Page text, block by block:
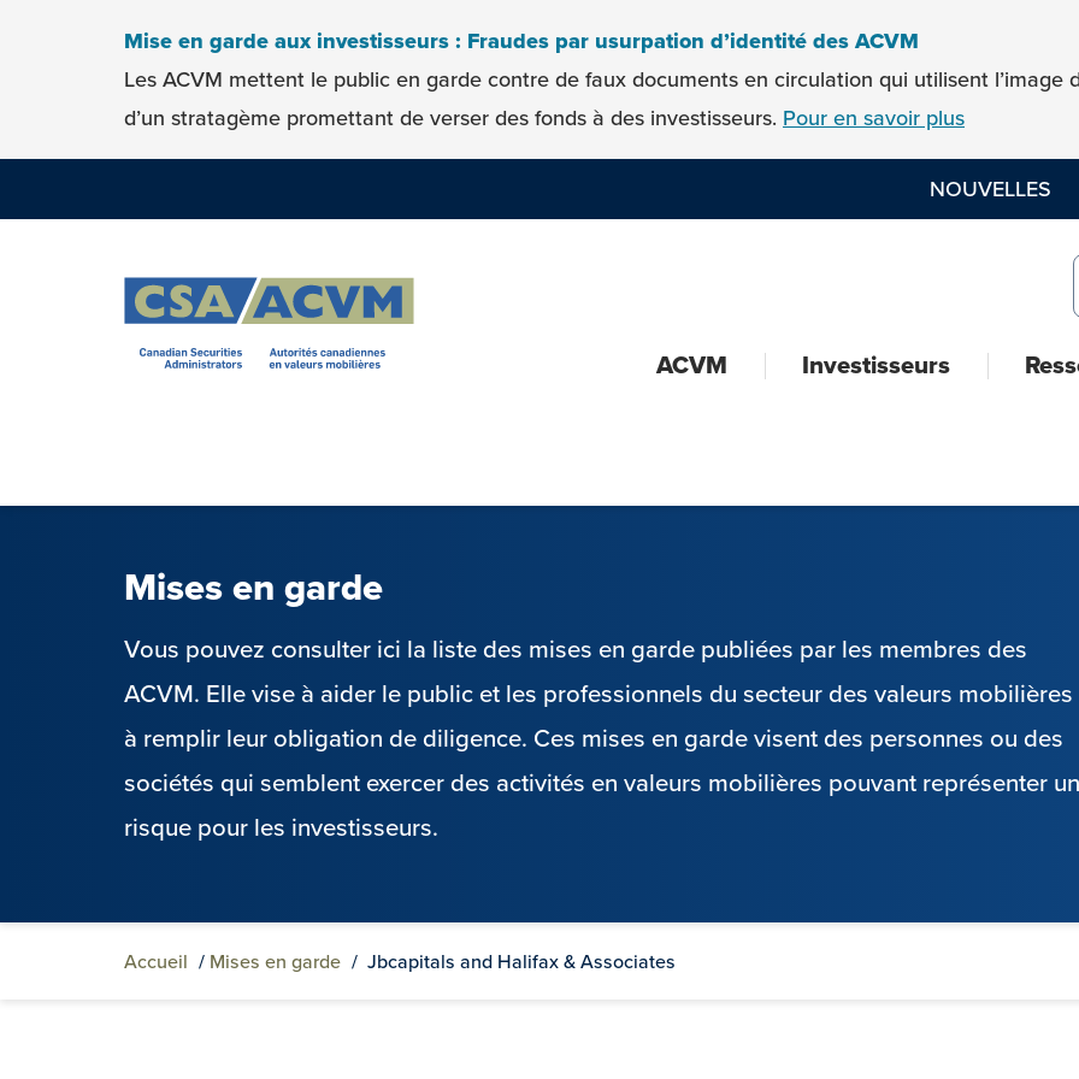
Skip to contentMise en garde aux investisseurs : Fraudes par usurpation d’identité des ACVM
Les ACVM mettent le public en garde contre de faux documents en circulation qui utilisent l’image
d’un stratagème promettant de verser des fonds à des investisseurs. Pour en savoir plus
NOUVELLES
ACVM Investisseurs
Mises en garde
Vous pouvez consulter ici la liste des mises en garde publiées par les membres des
ACVM. Elle vise à aider le public et les professionnels du secteur des valeurs mobilières
à remplir leur obligation de diligence. Ces mises en garde visent des personnes ou des
sociétés qui semblent exercer des activités en valeurs mobilières pouvant représenter un
risque pour les investisseurs.
Accueil / Mises en garde / Jbcapitals and Halifax & Associates